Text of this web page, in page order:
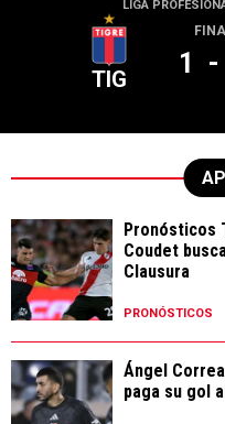
LIGA
TIG 1 -
Pronósticos
Coudet
Clausura
PRONÓSTICOS
Ángel
paga su gol